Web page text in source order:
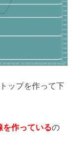
ップを作って下
を作っているの